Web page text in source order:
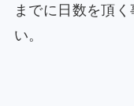
までに日数を頂
い。